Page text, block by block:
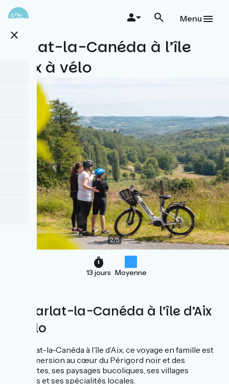
Aller
au
principal
close
Menu
Sarlat-la-Canéda à l’île
d’Aix à vélo
2/5
13 jours Moyenne
De Sarlat-la-Canéda à l’île d’Aix
à vélo
De Sarlat-la-Canéda à l’île d’Aix, ce voyage en famille est
une immersion au cœur du Périgord noir et des
Charentes, ses paysages bucoliques, ses villages
typiques et ses spécialités locales.